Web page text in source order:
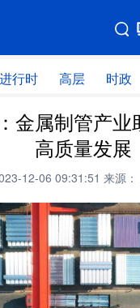
行时 高层 时政
网站地图
高层 时政
财经 网评
科创
书画 健康
视频 图片
金属制管产业
高质量发展
12-06 09:31:51 来源：